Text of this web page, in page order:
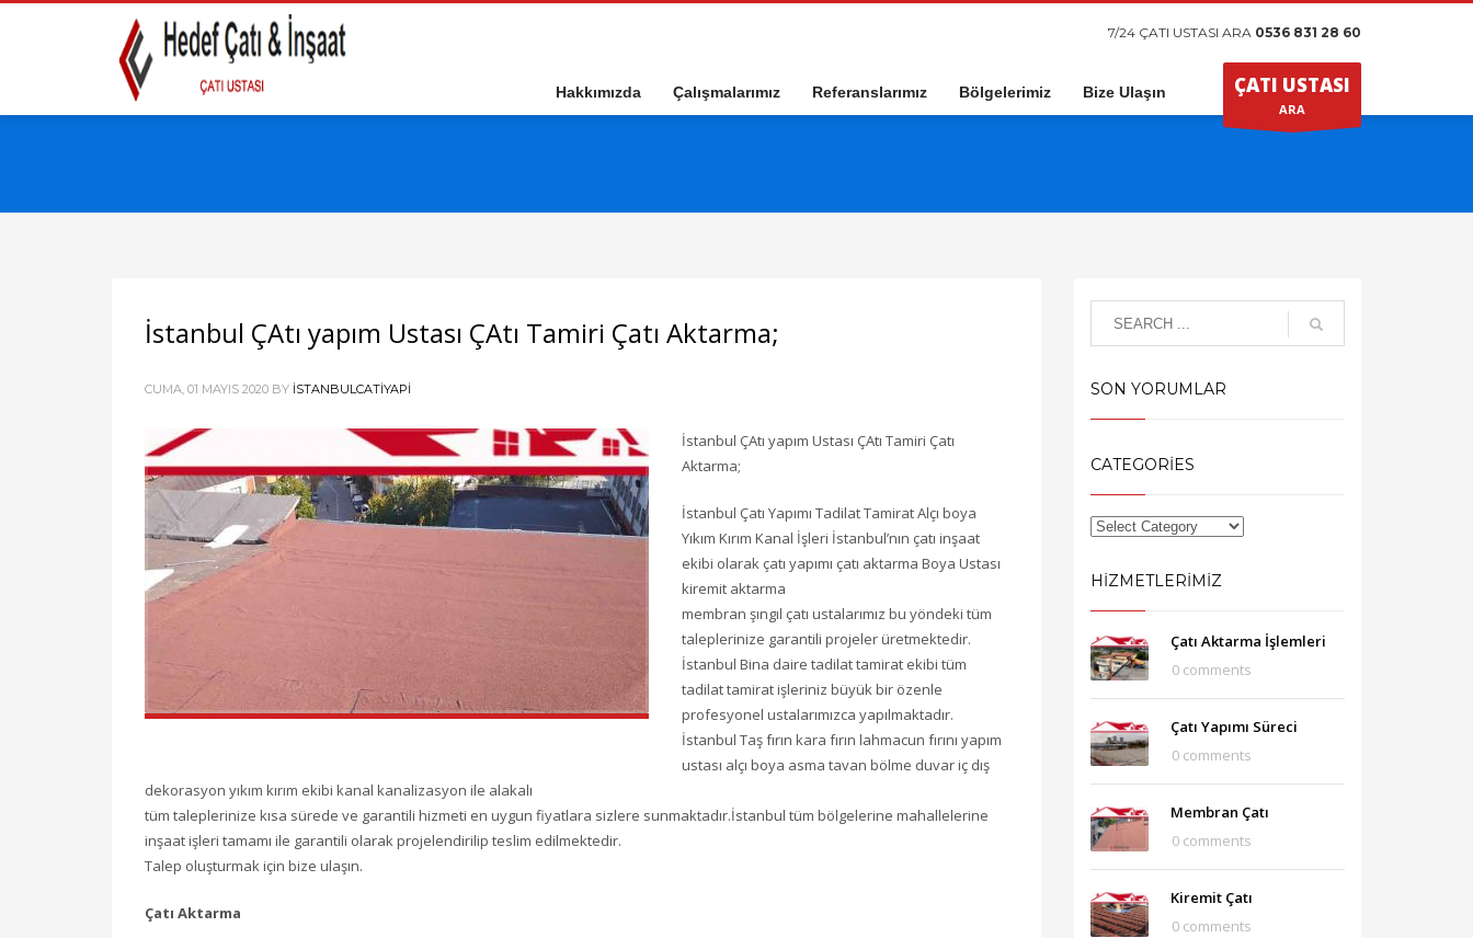
7/24 ÇATI USTASI ARA 0536 831 28 60
Hakkımızda Çalışmalarımız Referanslarımız Bölgelerimiz Bize Ulaşın ÇATI USTASI
ARA
İstanbul ÇAtı yapım Ustası ÇAtı Tamiri Çatı Aktarma;
CUMA, 01 MAYIS 2020 BY ISTANBULCATIYAPI
İstanbul ÇAtı yapım Ustası ÇAtı Tamiri Çatı
Aktarma;
İstanbul Çatı Yapımı Tadilat Tamirat Alçı boya
Yıkım Kırım Kanal İşleri İstanbul’nın çatı inşaat
ekibi olarak çatı yapımı çatı aktarma Boya Ustası
kiremit aktarma
membran şıngıl çatı ustalarımız bu yöndeki tüm
taleplerinize garantili projeler üretmektedir.
İstanbul Bina daire tadilat tamirat ekibi tüm
tadilat tamirat işleriniz büyük bir özenle
profesyonel ustalarımızca yapılmaktadır.
İstanbul Taş fırın kara fırın lahmacun fırını yapım
ustası alçı boya asma tavan bölme duvar iç dış
dekorasyon yıkım kırım ekibi kanal kanalizasyon ile alakalı
tüm taleplerinize kısa sürede ve garantili hizmeti en uygun fiyatlara sizlere sunmaktadır.İstanbul tüm bölgelerine mahallelerine
inşaat işleri tamamı ile garantili olarak projelendirilip teslim edilmektedir.
Talep oluşturmak için bize ulaşın.
Çatı Aktarma
SON YORUMLAR
CATEGORIES
HIZMETLERIMIZ
Çatı Aktarma İşlemleri
0 comments
Çatı Yapımı Süreci
0 comments
Membran Çatı
0 comments
Kiremit Çatı
0 comments